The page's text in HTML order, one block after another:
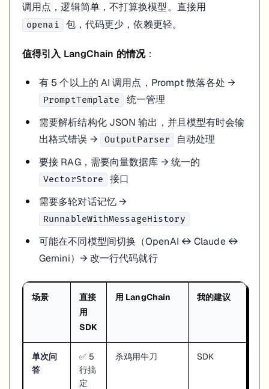
调用点，逻辑简单，不打算换模型。直接用
openai 包，代码更少，依赖更轻。
值得引入 LangChain 的情况：
有 5 个以上的 AI 调用点，Prompt 散落各处 →
PromptTemplate
统一管理
需要解析结构化 JSON 输出，并且模型有时会输
出格式错误 →
OutputParser
自动处理
要接 RAG，需要向量数据库 → 统一的
VectorStore
接口
需要多轮对话记忆 →
RunnableWithMessageHistory
可能在不同模型间切换（OpenAI ↔ Claude ↔
Gemini）→ 改一行代码就行
场景
直接
用
SDK
用 LangChain 我的建议
单次问
答
✅ 5
行搞
定
杀鸡用牛刀 SDK